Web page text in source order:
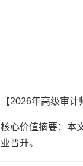
【2026年高级审
核心价值摘要：本
业晋升。